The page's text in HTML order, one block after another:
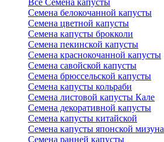
Все Семена капусты
Семена белокочанной капусты
Семена цветной капусты
Семена капусты брокколи
Семена пекинской капусты
Семена краснокочанной капусты
Семена савойской капусты
Семена брюссельской капусты
Семена капусты кольраби
Семена листовой капусты Кале
Семена декоративной капусты
Семена капусты китайской
Семена капусты японской мизуна
Семена ранней капусты